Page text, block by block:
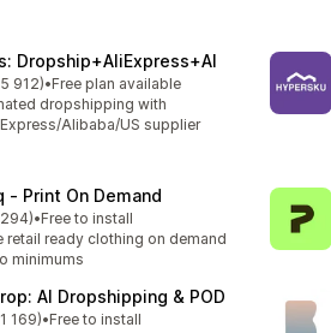
Dropship+AliExpress+AI
hvězd
912)
počet recenzí: 5912
•Free plan available
dropshipping with
Alibaba/US supplier
‑ Print On Demand
hvězd
počet recenzí: 294
•Free to install
retail ready clothing on demand
minimums
AI Dropshipping & POD
hvězd
169)
počet recenzí: 1169
•Free to install